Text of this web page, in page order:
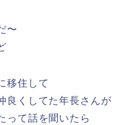
〜
移住して
良くしてた年長さんが
って話を聞いたら